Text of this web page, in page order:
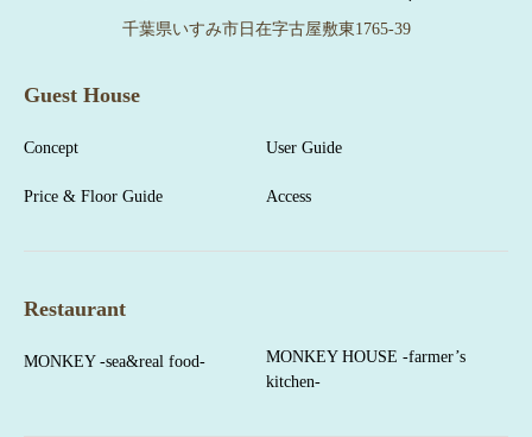
千葉県いすみ市日在字古屋敷東1765-39
Guest House
Concept User Guide
Price & Floor Guide Access
Restaurant
MONKEY -sea&real food-
MONKEY HOUSE -farmer’s
kitchen-